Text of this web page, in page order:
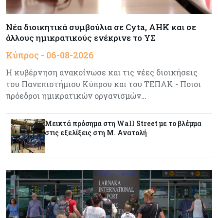
Κύπρος 06-08-2026
Καύσιμα και στέγαση κράτησαν τον πληθωρισμό
στο 2,9%
Κύπρος
Δήμος Λευκωσίας: Νέα εποχή για το Παλιό ΓΣΠ
– Ολοκληρώθηκε η διαδικασία ανάθεσης των
υποστατικών
Κύπρος 06-08-2026
Ούτε άσπρος ούτε μαύρος καπνός για
Ενέργεια 06-08-2026
Τσαρλς Έλληνας για GSI: «Καταντήσαμε να
είμαστε θεατές» - Πώς η Meridiam αλλάζει τα
δεδομένα
Νέα διοικητικά συμβούλια σε Cyta, AHK και σε
άλλους ημικρατικούς ενέκρινε το ΥΣ
Κύπρος - 06-08-2026
Η κυβέρνηση ανακοίνωσε και τις νέες διοικήσεις
του Πανεπιστήμιου Κύπρου και του ΤΕΠΑΚ - Ποιοι
πρόεδροι ημικρατικών οργανισμών…
Μεικτά πρόσημα στη Wall Street με το βλέμμα
στις εξελίξεις στη Μ. Ανατολή